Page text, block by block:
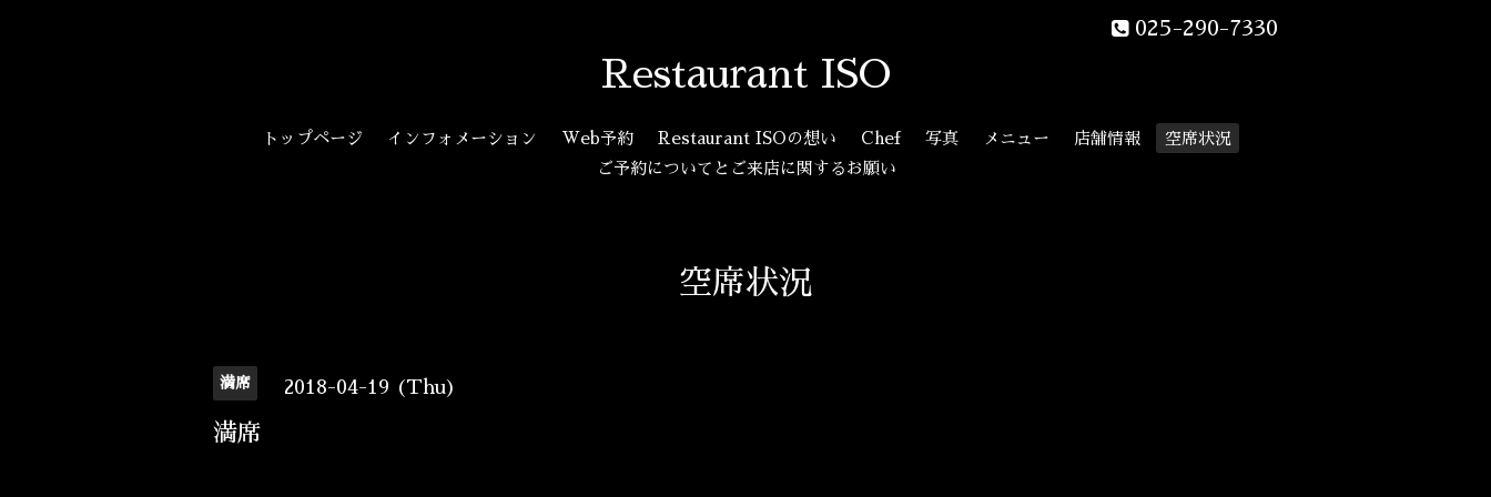
025-290-7330
Restaurant ISO
トップページ インフォメーション Web予約 Restaurant ISOの想い Chef 写真 メニュー 店舗情報
空席状況
ご予約についてとご来店に関するお願い
空席状況
満席 2018-04-19 (Thu)
満席